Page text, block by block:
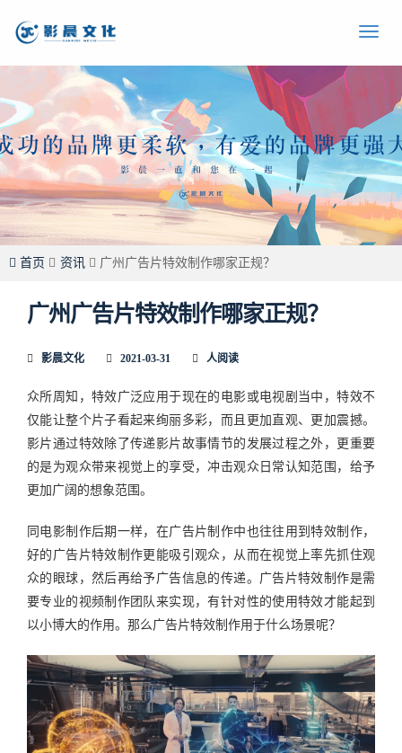
首页 资讯 广州广告片特效制作哪家正规？
广州广告片特效制作哪家正规？
影晨文化 2021-03-31 人阅读
众所周知，特效广泛应用于现在的电影或电视剧当中，特效不
仅能让整个片子看起来绚丽多彩，而且更加直观、更加震撼。
影片通过特效除了传递影片故事情节的发展过程之外，更重要
的是为观众带来视觉上的享受，冲击观众日常认知范围，给予
更加广阔的想象范围。
同电影制作后期一样，在广告片制作中也往往用到特效制作，
好的广告片特效制作更能吸引观众，从而在视觉上率先抓住观
众的眼球，然后再给予广告信息的传递。广告片特效制作是需
要专业的视频制作团队来实现，有针对性的使用特效才能起到
以小博大的作用。那么广告片特效制作用于什么场景呢？